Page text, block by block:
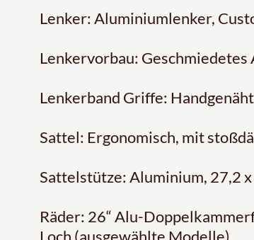
Lenker: Aluminiumlenker,
Lenkervorbau:
Lenkerband Griffe:
Sattel: Ergonomisch, mit
Sattelstütze: Aluminium, 27,2
Räder: 26“ Alu-
Loch (ausgewählte Modelle)